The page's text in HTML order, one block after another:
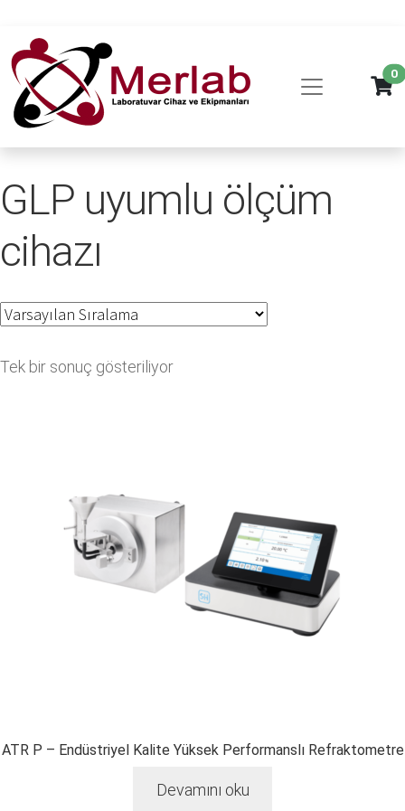
0
GLP uyumlu ölçüm
cihazı
Tek bir sonuç gösteriliyor
ATR P – Endüstriyel Kalite Yüksek Performanslı Refraktometre
Devamını oku